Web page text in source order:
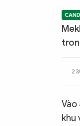
Vào
khu